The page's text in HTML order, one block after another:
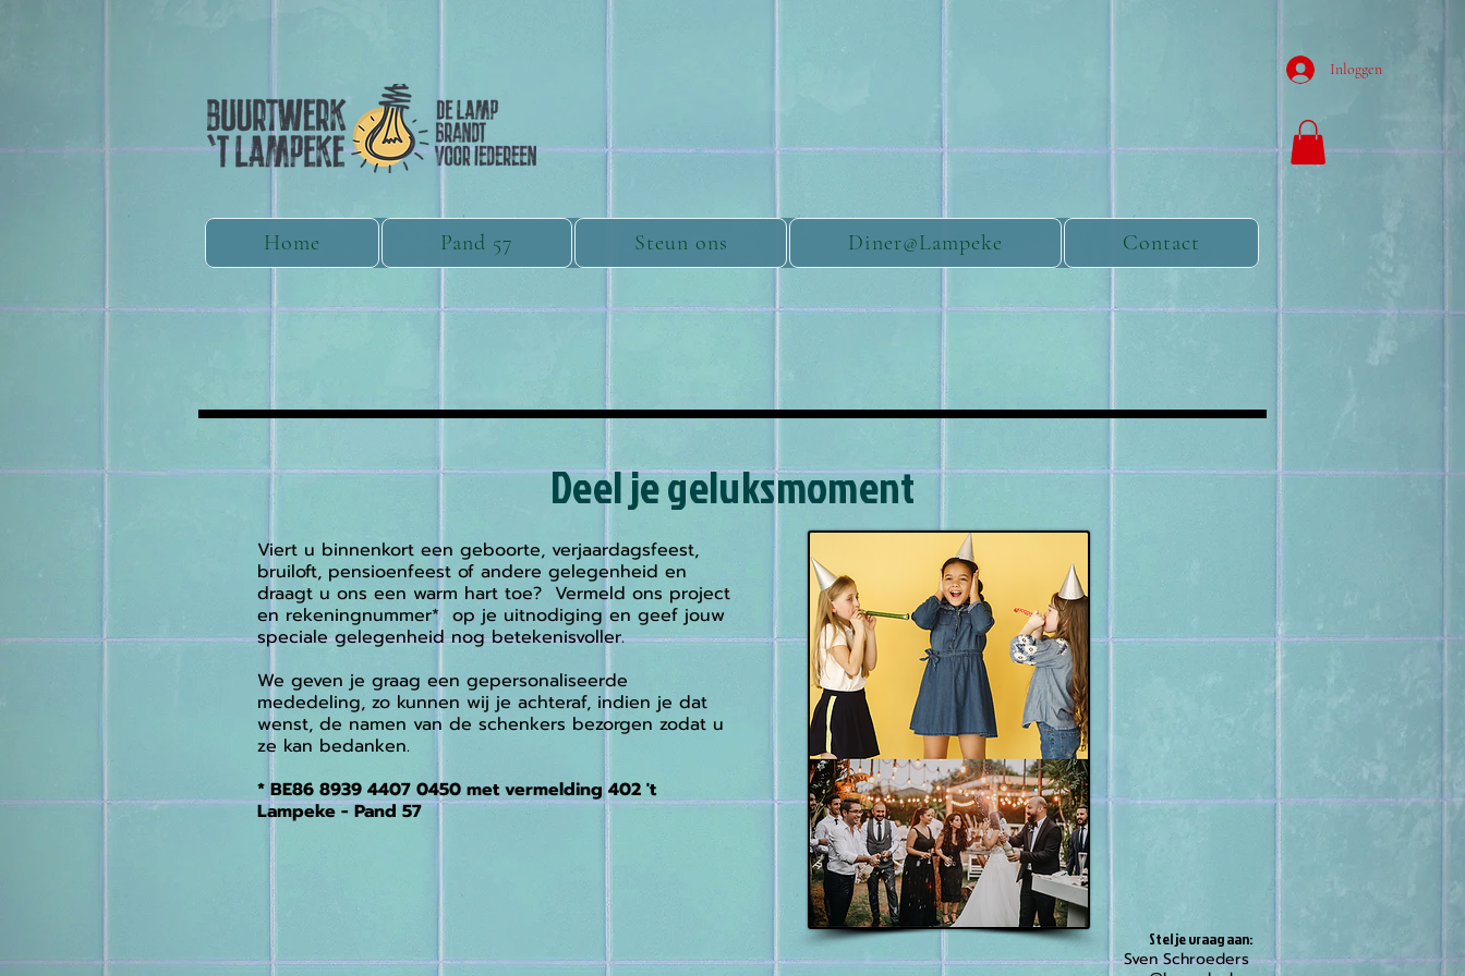
Inloggen
Home Pand 57 Steun ons Diner@Lampeke Contact
Deel je geluksmoment
Viert u binnenkort een geboorte, verjaardagsfeest,
bruiloft, pensioenfeest of andere gelegenheid en
draagt u ons een warm hart toe? Vermeld ons project
en rekeningnummer* op je uitnodiging en geef jouw
speciale gelegenheid nog betekenisvoller.
We geven je graag een gepersonaliseerde
mededeling, zo kunnen wij je achteraf, indien je dat
wenst, de namen van de schenkers bezorgen zodat u
ze kan bedanken.
* BE86 8939 4407 0450 met vermelding 402 't
Lampeke - Pand 57
Stel je vraag aan:
Sven Schroeders